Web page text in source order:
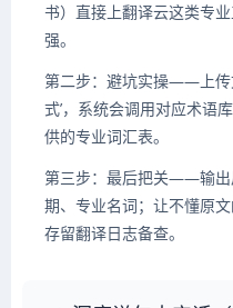
书）直接上翻译云这类专
强。
第二步：避坑实操——上传
式’，系统会调用对应术语
供的专业词汇表。
第三步：最后把关——输出
期、专业名词；让不懂原
存留翻译日志备查。